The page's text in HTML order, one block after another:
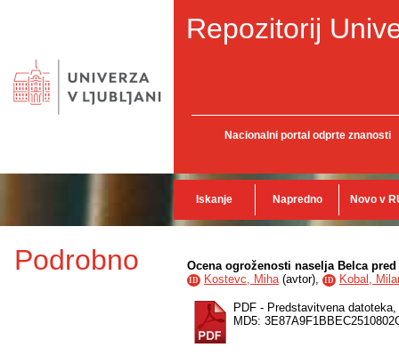
Repozitorij
Nacionalni portal odprte znanosti
Iskanje Napredno Novo v
Podrobno Ocena ogroženosti naselja Belca
ID Kostevc, Miha(avtor), ID Kobal,
PDF - Predstavitvena datoteka,
MD5: